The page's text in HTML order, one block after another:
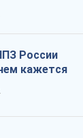
России
кажется